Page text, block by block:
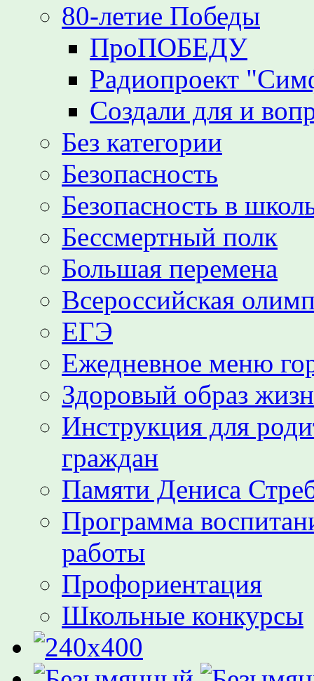
80-летие Победы
ПроПОБЕДУ
Радиопроект
Создали для и
Без категории
Безопасность
Безопасность в
Бессмертный полк
Большая перемена
Всероссийская
ЕГЭ
Ежедневное меню
Здоровый образ
Инструкция для
граждан
Памяти Дениса
Программа
работы
Профориентация
Школьные конкурсы